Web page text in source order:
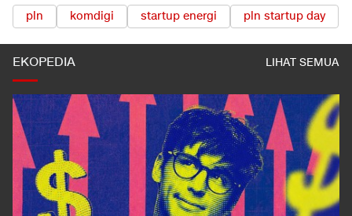
pln komdigi startup energi pln startup day
EKOPEDIA LIHAT SEMUA